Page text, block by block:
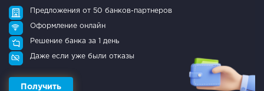
Предложения от 50 банков-партнеров
Оформление онлайн
Решение банка за 1 день
Даже если уже были отказы
Получить